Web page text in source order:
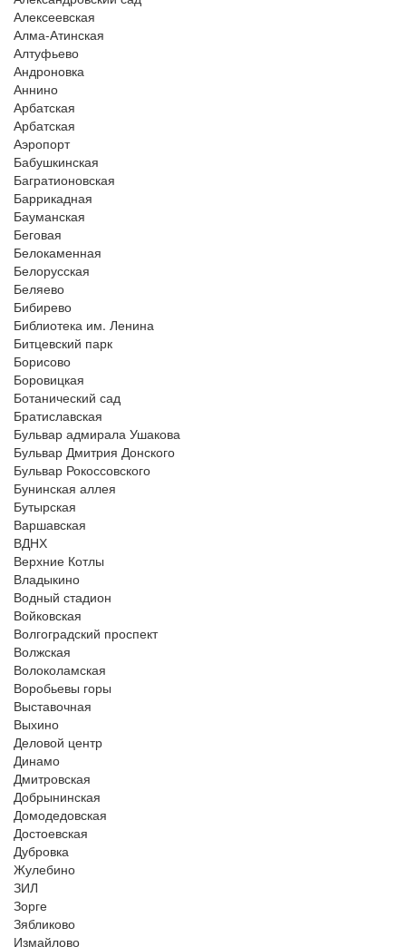
Алексеевская
Алма-Атинская
Алтуфьево
Андроновка
Аннино
Арбатская
Арбатская
Аэропорт
Бабушкинская
Багратионовская
Баррикадная
Бауманская
Беговая
Белокаменная
Белорусская
Беляево
Бибирево
Библиотека им. Ленина
Битцевский парк
Борисово
Боровицкая
Ботанический сад
Братиславская
Бульвар адмирала Ушакова
Бульвар Дмитрия Донского
Бульвар Рокоссовского
Бунинская аллея
Бутырская
Варшавская
ВДНХ
Верхние Котлы
Владыкино
Водный стадион
Войковская
Волгоградский проспект
Волжская
Волоколамская
Воробьевы горы
Выставочная
Выхино
Деловой центр
Динамо
Дмитровская
Добрынинская
Домодедовская
Достоевская
Дубровка
Жулебино
ЗИЛ
Зорге
Зябликово
Измайлово